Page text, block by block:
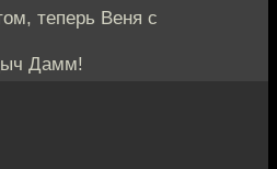
теперь Веня с
Дамм!